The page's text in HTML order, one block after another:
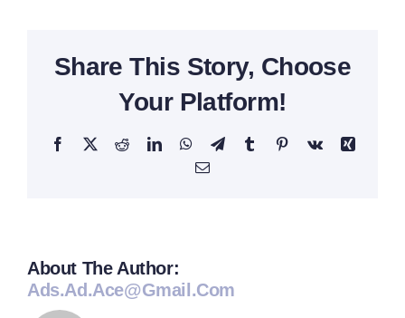
Share This Story, Choose
Your Platform!
Facebook
X RedditLinkedInWhatsApp
TelegramTumblrPinterestVk
Xing
E-
About The Author:
Ads.ad.ace@gmail.com